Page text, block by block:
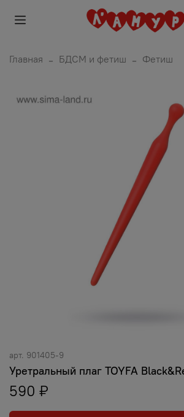
Главная БДСМ и фетиш Фетиш
арт. 901405-9
Уретральный плаг TOYFA
590 ₽